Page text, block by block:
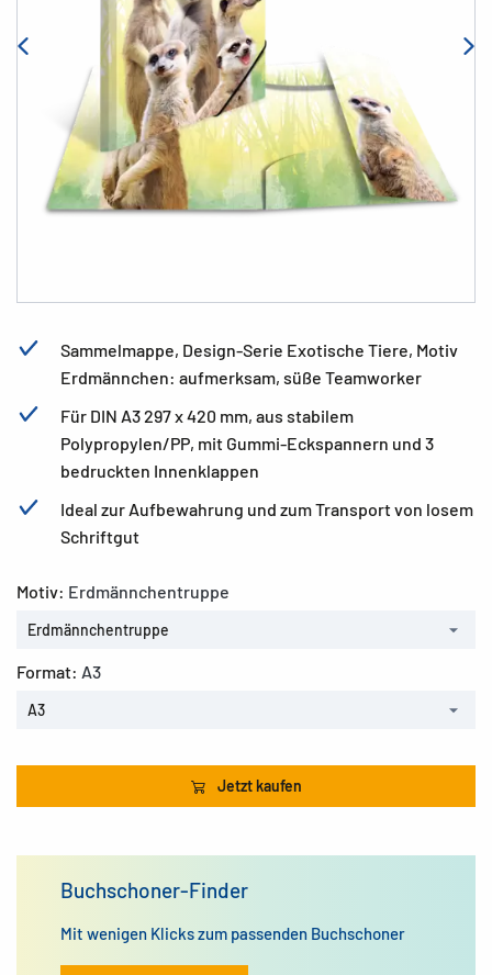
Sammelmappe, Design-Serie Exotische Tiere, Motiv
Erdmännchen: aufmerksam, süße Teamworker
Für DIN A3 297 x 420 mm, aus stabilem
Polypropylen/PP, mit Gummi-Eckspannern und 3
bedruckten Innenklappen
Ideal zur Aufbewahrung und zum Transport von losem
Schriftgut
Motiv: Erdmännchentruppe
Erdmännchentruppe
Format: A3
A3
Jetzt kaufen
Buchschoner-Finder
Mit wenigen Klicks zum passenden Buchschoner